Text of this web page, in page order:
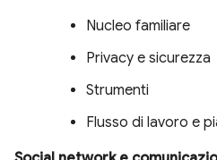
Nucleo familiare
Privacy e sicurezza
Strumenti
Flusso di lavoro e